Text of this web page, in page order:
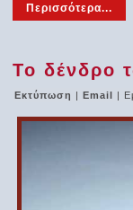
Περισσότερα...
Το δένδρο
Εκτύπωση |Email |